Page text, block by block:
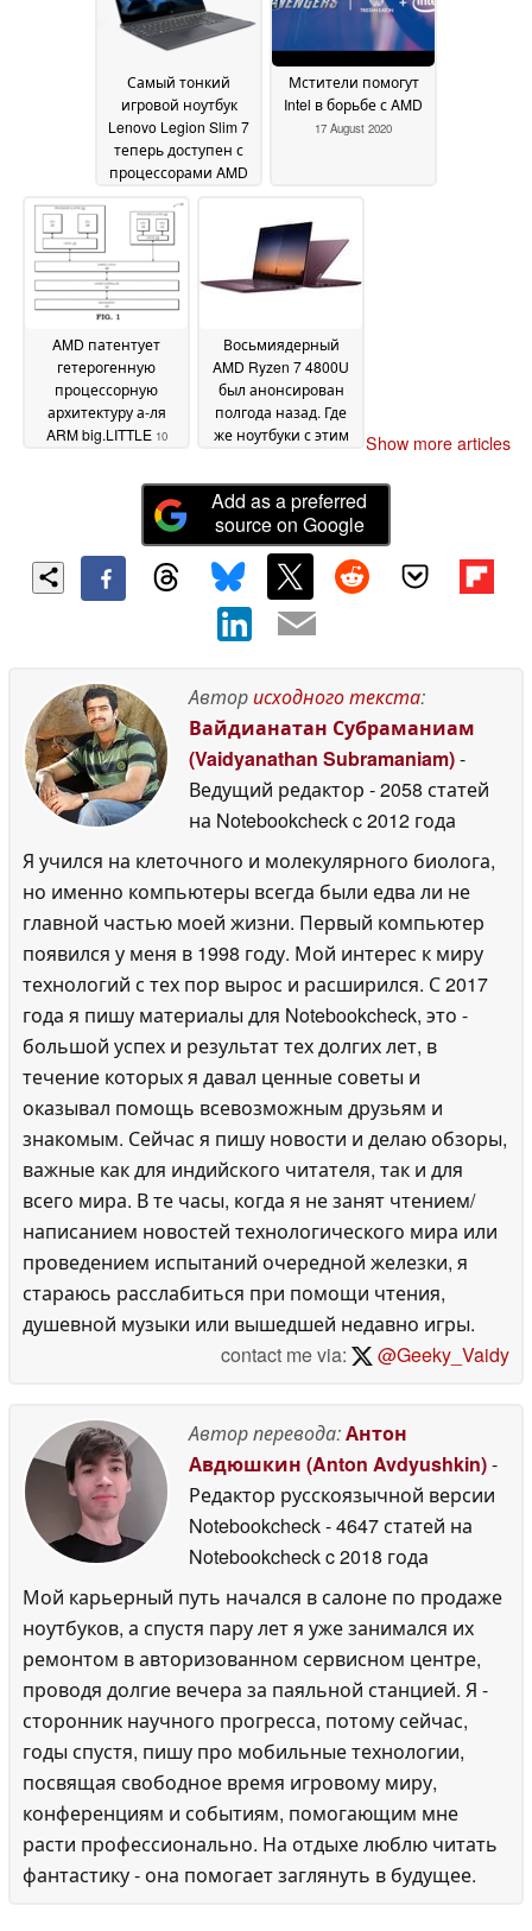
Самый тонкий
игровой ноутбук
Lenovo Legion Slim 7
теперь доступен с
процессорами AMD
2020
Мстители помогут
Intel в борьбе с AMD
17 August 2020
AMD патентует
гетерогенную
процессорную
архитектуру а-ля
ARM big.LITTLE 10
Восьмиядерный
AMD Ryzen 7 4800U
был анонсирован
полгода назад. Где
же ноутбуки с этим
2020
Show more articles
Add as a preferred
source on Google
Авторисходного текста:
Вайдианатан Субраманиам
(Vaidyanathan Subramaniam)-
Ведущий редактор - 2058 статей
на Notebookcheckc 2012 года
Я учился на клеточного и молекулярного биолога,
но именно компьютеры всегда были едва ли не
главной частью моей жизни. Первый компьютер
появился у меня в 1998 году. Мой интерес к миру
технологий с тех пор вырос и расширился. С 2017
года я пишу материалы для Notebookcheck, это -
большой успех и результат тех долгих лет, в
течение которых я давал ценные советы и
оказывал помощь всевозможным друзьям и
знакомым. Сейчас я пишу новости и делаю обзоры,
важные как для индийского читателя, так и для
всего мира. В те часы, когда я не занят чтением/
написанием новостей технологического мира или
проведением испытаний очередной железки, я
стараюсь расслабиться при помощи чтения,
душевной музыки или вышедшей недавно игры.
contact me via:
@Geeky_Vaidy
Автор перевода:Антон
Авдюшкин (Anton Avdyushkin)-
Редактор русскоязычной версии
Notebookcheck- 4647 статей на
Notebookcheckc 2018 года
Мой карьерный путь начался в салоне по продаже
ноутбуков, а спустя пару лет я уже занимался их
ремонтом в авторизованном сервисном центре,
проводя долгие вечера за паяльной станцией. Я -
сторонник научного прогресса, потому сейчас,
годы спустя, пишу про мобильные технологии,
посвящая свободное время игровому миру,
конференциям и событиям, помогающим мне
расти профессионально. На отдыхе люблю читать
фантастику - она помогает заглянуть в будущее.